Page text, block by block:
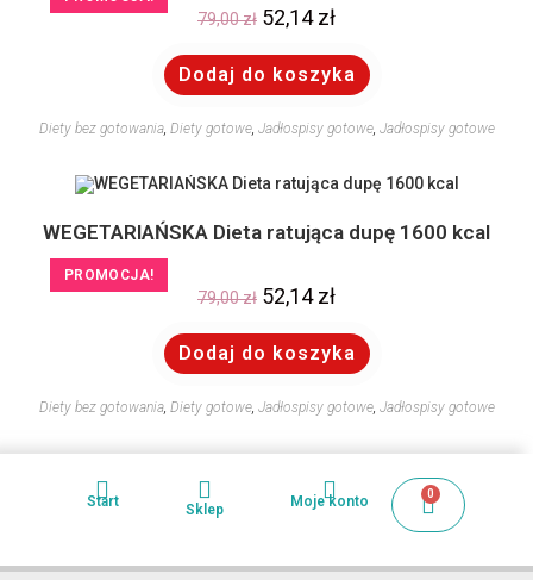
79,00zł 52,14zł
Dodaj do koszyka
Diety bez gotowania, Diety gotowe, Jadłospisy gotowe, Jadłospisy gotowe
PROMOCJA!
WEGETARIAŃSKA Dieta ratująca dupę 1600 kcal
79,00zł 52,14zł
Dodaj do koszyka
Diety bez gotowania, Diety gotowe, Jadłospisy gotowe, Jadłospisy gotowe
Start Sklep Moje konto 0